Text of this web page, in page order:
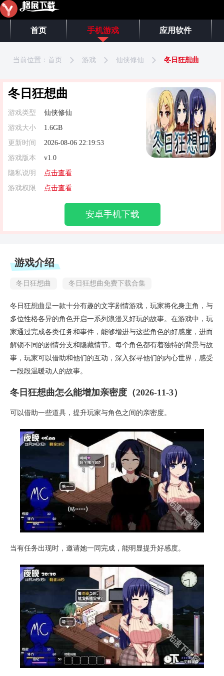
首页 手机游戏 应用软件
当前位置： 首页 游戏 仙侠修仙 冬日狂想曲
冬日狂想曲
游戏类型
仙侠修仙
游戏大小
1.6GB
更新时间
2026-08-06 22:19:53
游戏版本
v1.0
隐私说明
点击查看
游戏权限
点击查看
安卓手机下载
游戏介绍
冬日狂想曲 冬日狂想曲免费下载合集
冬日狂想曲是一款十分有趣的文字剧情游戏，玩家将化身主角，与
多位性格各异的角色开启一系列浪漫又好玩的故事。在游戏中，玩
家通过完成各类任务和事件，能够增进与这些角色的好感度，进而
解锁不同的剧情分支和隐藏情节。每个角色都有着独特的背景与故
事，玩家可以借助和他们的互动，深入探寻他们的内心世界，感受
一段段温暖动人的故事。
冬日狂想曲怎么能增加亲密度（2026-11-3）
可以借助一些道具，提升玩家与角色之间的亲密度。
当有任务出现时，邀请她一同完成，能明显提升好感度。